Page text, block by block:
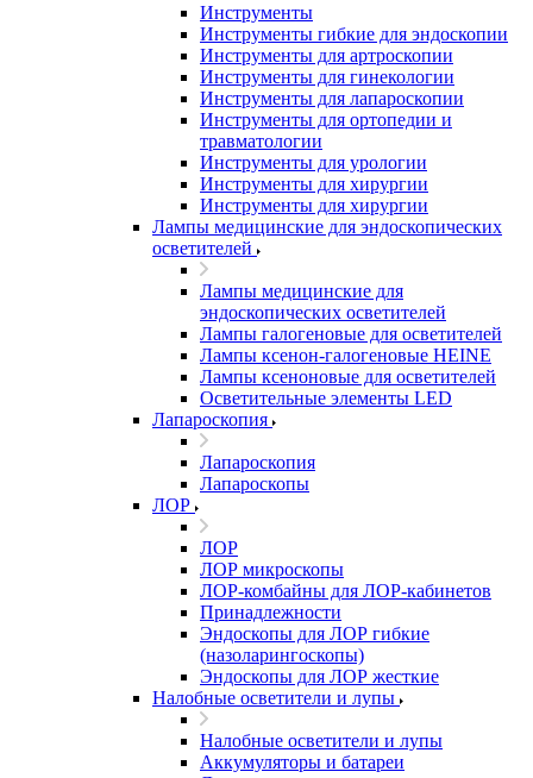
Инструменты
Инструменты гибкие для эндоскопии
Инструменты для артроскопии
Инструменты для гинекологии
Инструменты для лапароскопии
Инструменты для ортопедии и
травматологии
Инструменты для урологии
Инструменты для хирургии
Инструменты для хирургии
Лампы медицинские для эндоскопических
осветителей
Лампы медицинские для
эндоскопических осветителей
Лампы галогеновые для осветителей
Лампы ксенон-галогеновые HEINE
Лампы ксеноновые для осветителей
Осветительные элементы LED
Лапароскопия
Лапароскопия
Лапароскопы
ЛОР
ЛОР
ЛОР микроскопы
ЛОР-комбайны для ЛОР-кабинетов
Принадлежности
Эндоскопы для ЛОР гибкие
(назоларингоскопы)
Эндоскопы для ЛОР жесткие
Налобные осветители и лупы
Налобные осветители и лупы
Аккумуляторы и батареи